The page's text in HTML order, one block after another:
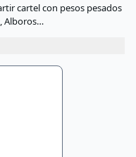
cartel con pesos pesados
Alboros…